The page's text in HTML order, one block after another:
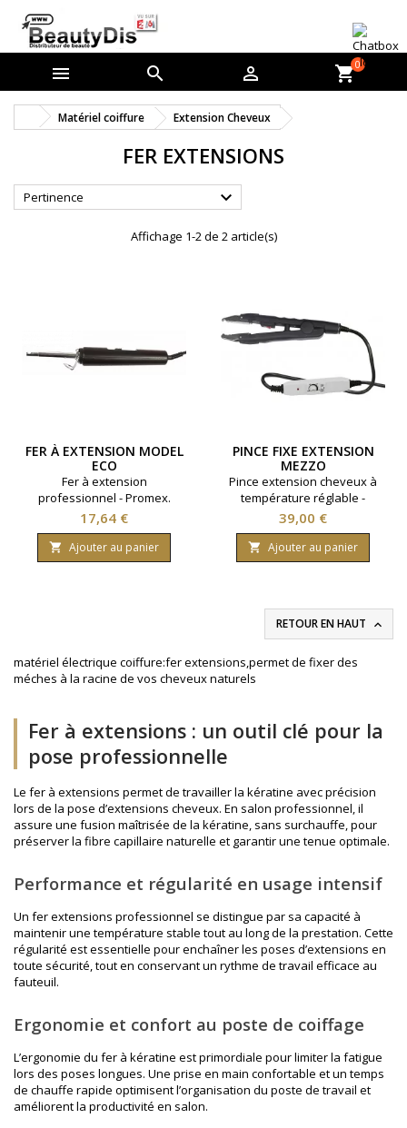
   shopping_cart0
Matériel coiffure Extension Cheveux
FER EXTENSIONS
Pertinence 
Affichage 1-2 de 2 article(s)
FER À EXTENSION MODEL
ECO
Fer à extension
professionnel - Promex.
Prix
17,64 €
 Ajouter au panier
PINCE FIXE EXTENSION
MEZZO
Pince extension cheveux à
température réglable -
Mezzo.
Prix
39,00 €
 Ajouter au panier
RETOUR EN HAUT 
matériel électrique coiffure:fer extensions,permet de fixer des
méches à la racine de vos cheveux naturels
Fer à extensions : un outil clé pour la
pose professionnelle
Le fer à extensions permet de travailler la kératine avec précision
lors de la pose d’extensions cheveux. En salon professionnel, il
assure une fusion maîtrisée de la kératine, sans surchauffe, pour
préserver la fibre capillaire naturelle et garantir une tenue optimale.
Performance et régularité en usage intensif
Un fer extensions professionnel se distingue par sa capacité à
maintenir une température stable tout au long de la prestation. Cette
régularité est essentielle pour enchaîner les poses d’extensions en
toute sécurité, tout en conservant un rythme de travail efficace au
fauteuil.
Ergonomie et confort au poste de coiffage
L’ergonomie du fer à kératine est primordiale pour limiter la fatigue
lors des poses longues. Une prise en main confortable et un temps
de chauffe rapide optimisent l’organisation du poste de travail et
améliorent la productivité en salon.